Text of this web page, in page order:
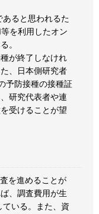
ると思われるた
を利用したオン
。
が終了しなけれ
、日本側研究者
予防接種の接種証
研究代表者や連
受けることが望
を進めることが
、調査費用が生
いる。また、資